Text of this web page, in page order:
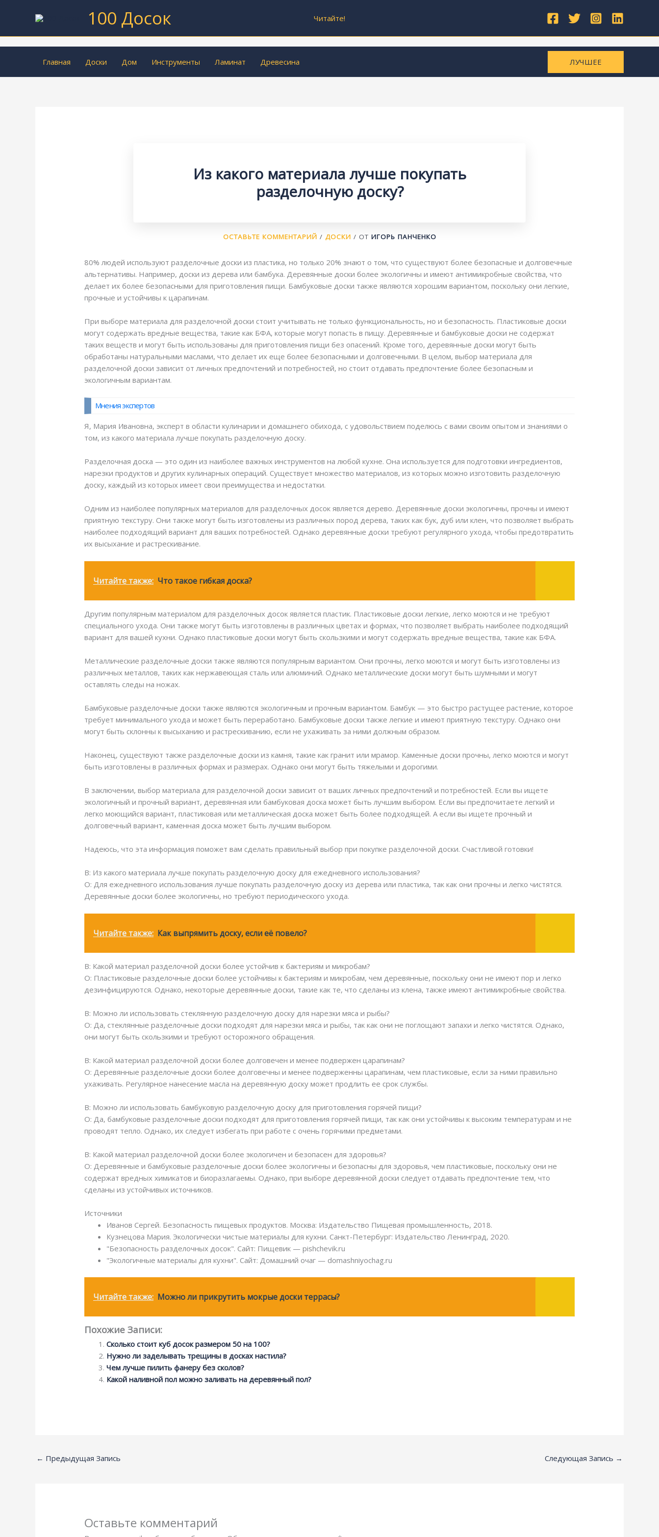
100 Досок Читайте!
Главная Доски Дом Инструменты Ламинат Древесина ЛУЧШЕЕ
Из какого материала лучше покупать
разделочную доску?
ОСТАВЬТЕ КОММЕНТАРИЙ / ДОСКИ / ОТ ИГОРЬ ПАНЧЕНКО
80% людей используют разделочные доски из пластика, но только 20% знают о том, что существуют более безопасные и долговечные
альтернативы. Например, доски из дерева или бамбука. Деревянные доски более экологичны и имеют антимикробные свойства, что
делает их более безопасными для приготовления пищи. Бамбуковые доски также являются хорошим вариантом, поскольку они легкие,
прочные и устойчивы к царапинам.
При выборе материала для разделочной доски стоит учитывать не только функциональность, но и безопасность. Пластиковые доски
могут содержать вредные вещества, такие как БФА, которые могут попасть в пищу. Деревянные и бамбуковые доски не содержат
таких веществ и могут быть использованы для приготовления пищи без опасений. Кроме того, деревянные доски могут быть
обработаны натуральными маслами, что делает их еще более безопасными и долговечными. В целом, выбор материала для
разделочной доски зависит от личных предпочтений и потребностей, но стоит отдавать предпочтение более безопасным и
экологичным вариантам.
Мнения экспертов
Я, Мария Ивановна, эксперт в области кулинарии и домашнего обихода, с удовольствием поделюсь с вами своим опытом и знаниями о
том, из какого материала лучше покупать разделочную доску.
Разделочная доска — это один из наиболее важных инструментов на любой кухне. Она используется для подготовки ингредиентов,
нарезки продуктов и других кулинарных операций. Существует множество материалов, из которых можно изготовить разделочную
доску, каждый из которых имеет свои преимущества и недостатки.
Одним из наиболее популярных материалов для разделочных досок является дерево. Деревянные доски экологичны, прочны и имеют
приятную текстуру. Они также могут быть изготовлены из различных пород дерева, таких как бук, дуб или клен, что позволяет выбрать
наиболее подходящий вариант для ваших потребностей. Однако деревянные доски требуют регулярного ухода, чтобы предотвратить
их высыхание и растрескивание.
Читайте также: Что такое гибкая доска?
Другим популярным материалом для разделочных досок является пластик. Пластиковые доски легкие, легко моются и не требуют
специального ухода. Они также могут быть изготовлены в различных цветах и формах, что позволяет выбрать наиболее подходящий
вариант для вашей кухни. Однако пластиковые доски могут быть скользкими и могут содержать вредные вещества, такие как БФА.
Металлические разделочные доски также являются популярным вариантом. Они прочны, легко моются и могут быть изготовлены из
различных металлов, таких как нержавеющая сталь или алюминий. Однако металлические доски могут быть шумными и могут
оставлять следы на ножах.
Бамбуковые разделочные доски также являются экологичным и прочным вариантом. Бамбук — это быстро растущее растение, которое
требует минимального ухода и может быть переработано. Бамбуковые доски также легкие и имеют приятную текстуру. Однако они
могут быть склонны к высыханию и растрескиванию, если не ухаживать за ними должным образом.
Наконец, существуют также разделочные доски из камня, такие как гранит или мрамор. Каменные доски прочны, легко моются и могут
быть изготовлены в различных формах и размерах. Однако они могут быть тяжелыми и дорогими.
В заключении, выбор материала для разделочной доски зависит от ваших личных предпочтений и потребностей. Если вы ищете
экологичный и прочный вариант, деревянная или бамбуковая доска может быть лучшим выбором. Если вы предпочитаете легкий и
легко моющийся вариант, пластиковая или металлическая доска может быть более подходящей. А если вы ищете прочный и
долговечный вариант, каменная доска может быть лучшим выбором.
Надеюсь, что эта информация поможет вам сделать правильный выбор при покупке разделочной доски. Счастливой готовки!
В: Из какого материала лучше покупать разделочную доску для ежедневного использования?
О: Для ежедневного использования лучше покупать разделочную доску из дерева или пластика, так как они прочны и легко чистятся.
Деревянные доски более экологичны, но требуют периодического ухода.
Читайте также: Как выпрямить доску, если её повело?
В: Какой материал разделочной доски более устойчив к бактериям и микробам?
О: Пластиковые разделочные доски более устойчивы к бактериям и микробам, чем деревянные, поскольку они не имеют пор и легко
дезинфицируются. Однако, некоторые деревянные доски, такие как те, что сделаны из клена, также имеют антимикробные свойства.
В: Можно ли использовать стеклянную разделочную доску для нарезки мяса и рыбы?
О: Да, стеклянные разделочные доски подходят для нарезки мяса и рыбы, так как они не поглощают запахи и легко чистятся. Однако,
они могут быть скользкими и требуют осторожного обращения.
В: Какой материал разделочной доски более долговечен и менее подвержен царапинам?
О: Деревянные разделочные доски более долговечны и менее подверженны царапинам, чем пластиковые, если за ними правильно
ухаживать. Регулярное нанесение масла на деревянную доску может продлить ее срок службы.
В: Можно ли использовать бамбуковую разделочную доску для приготовления горячей пищи?
О: Да, бамбуковые разделочные доски подходят для приготовления горячей пищи, так как они устойчивы к высоким температурам и не
проводят тепло. Однако, их следует избегать при работе с очень горячими предметами.
В: Какой материал разделочной доски более экологичен и безопасен для здоровья?
О: Деревянные и бамбуковые разделочные доски более экологичны и безопасны для здоровья, чем пластиковые, поскольку они не
содержат вредных химикатов и биоразлагаемы. Однако, при выборе деревянной доски следует отдавать предпочтение тем, что
сделаны из устойчивых источников.
Источники
Иванов Сергей. Безопасность пищевых продуктов. Москва: Издательство Пищевая промышленность, 2018.
Кузнецова Мария. Экологически чистые материалы для кухни. Санкт-Петербург: Издательство Ленинград, 2020.
"Безопасность разделочных досок". Сайт: Пищевик — pishchevik.ru
"Экологичные материалы для кухни". Сайт: Домашний очаг — domashniyochag.ru
Читайте также: Можно ли прикрутить мокрые доски террасы?
Похожие Записи:
Сколько стоит куб досок размером 50 на 100?
Нужно ли заделывать трещины в досках настила?
Чем лучше пилить фанеру без сколов?
Какой наливной пол можно заливать на деревянный пол?
← Предыдущая Запись Следующая Запись →
Оставьте комментарий